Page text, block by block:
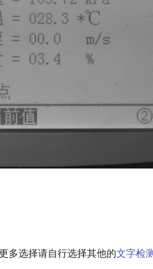
多选择请自行选择其他的文字检